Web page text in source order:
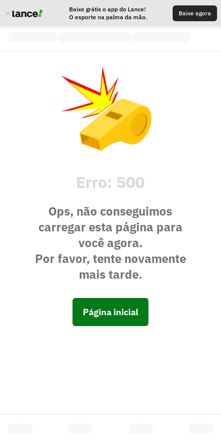
Baixe grátis o app do Lance!
O esporte na palma da mão.
Baixe agora
Erro: 500
Ops, não conseguimos
carregar esta página para
você agora.
Por favor, tente novamente
mais tarde.
Página inicial